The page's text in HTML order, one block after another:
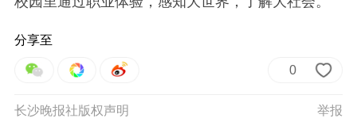
分享至
0
举报
长沙晚报社版权声明